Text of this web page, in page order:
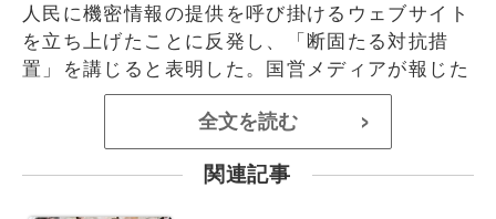
人民に機密情報の提供を呼び掛けるウェブサイト
を立ち上げたことに反発し、「断固たる対抗措
置」を講じると表明した。国営メディアが報じた
全文を読む >
関連記事